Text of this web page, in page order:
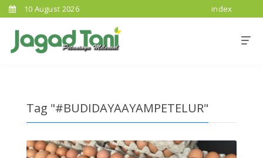
10 August 2026 index
Tag "#BUDIDAYAAYAMPETELUR"